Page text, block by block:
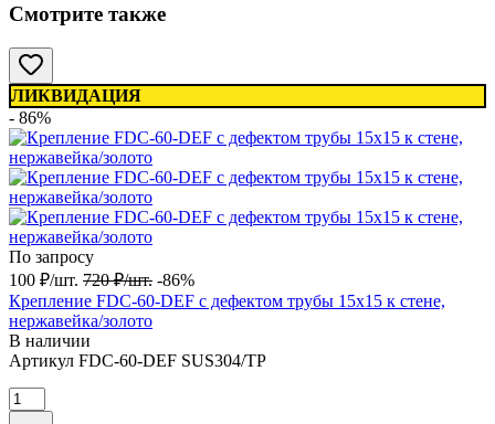
Смотрите также
ЛИКВИДАЦИЯ
- 86%
По запросу
100 ₽/шт. 720 ₽/шт. -86%
Крепление FDC-60-DEF с дефектом трубы 15х15 к стене,
нержавейка/золото
В наличии
Артикул FDC-60-DEF SUS304/TP